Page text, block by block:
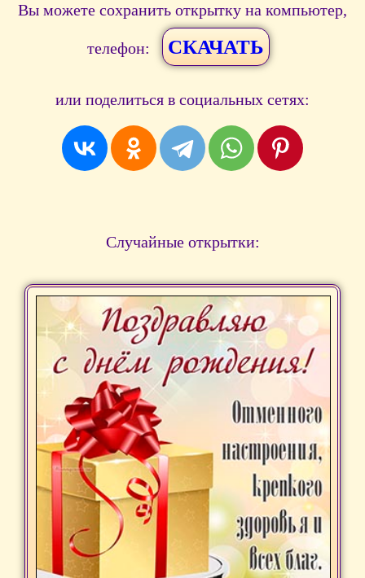
Вы можете сохранить открытку на компьютер,
телефон: СКАЧАТЬ
или поделиться в социальных сетях:
Случайные открытки: